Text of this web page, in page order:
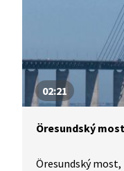
02:21
Öresundský
Öresundský